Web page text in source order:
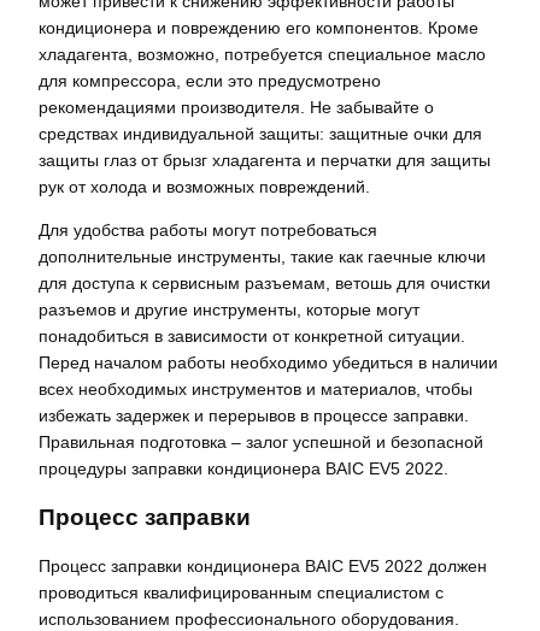
кондиционера и повреждению его компонентов. Кроме
хладагента, возможно, потребуется специальное масло
для компрессора, если это предусмотрено
рекомендациями производителя. Не забывайте о
средствах индивидуальной защиты: защитные очки для
защиты глаз от брызг хладагента и перчатки для защиты
рук от холода и возможных повреждений.
Для удобства работы могут потребоваться
дополнительные инструменты, такие как гаечные ключи
для доступа к сервисным разъемам, ветошь для очистки
разъемов и другие инструменты, которые могут
понадобиться в зависимости от конкретной ситуации.
Перед началом работы необходимо убедиться в наличии
всех необходимых инструментов и материалов, чтобы
избежать задержек и перерывов в процессе заправки.
Правильная подготовка – залог успешной и безопасной
процедуры заправки кондиционера BAIC EV5 2022.
Процесс заправки
Процесс заправки кондиционера BAIC EV5 2022 должен
проводиться квалифицированным специалистом с
использованием профессионального оборудования.